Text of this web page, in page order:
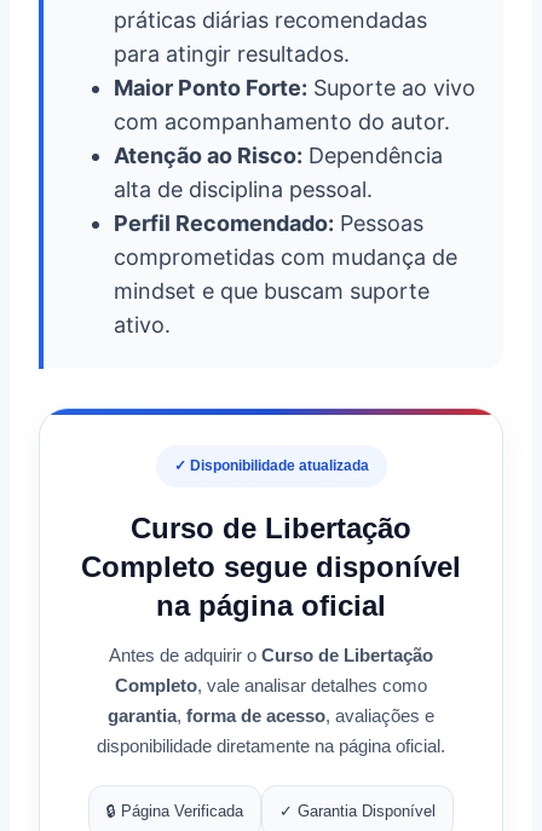
práticas diárias recomendadas
para atingir resultados.
Maior Ponto Forte: Suporte ao vivo
com acompanhamento do autor.
Atenção ao Risco: Dependência
alta de disciplina pessoal.
Perfil Recomendado: Pessoas
comprometidas com mudança de
mindset e que buscam suporte
ativo.
✓ Disponibilidade atualizada
Curso de Libertação
Completo segue disponível
na página oficial
Antes de adquirir o Curso de Libertação
Completo, vale analisar detalhes como
garantia, forma de acesso, avaliações e
disponibilidade diretamente na página oficial.
🔒 Página Verificada ✓ Garantia Disponível